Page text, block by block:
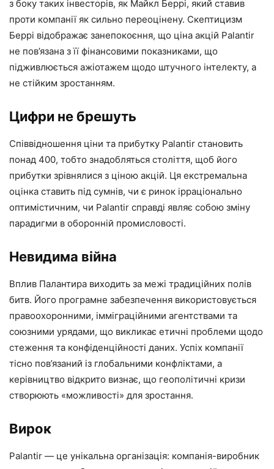
з боку таких інвесторів, як Майкл Беррі, який ставив
проти компанії як сильно переоцінену. Скептицизм
Беррі відображає занепокоєння, що ціна акцій Palantir
не пов’язана з її фінансовими показниками, що
підживлюється ажіотажем щодо штучного інтелекту, а
не стійким зростанням.
Цифри не брешуть
Співвідношення ціни та прибутку Palantir становить
понад 400, тобто знадобляться століття, щоб його
прибутки зрівнялися з ціною акцій. Ця екстремальна
оцінка ставить під сумнів, чи є ринок ірраціонально
оптимістичним, чи Palantir справді являє собою зміну
парадигми в оборонній промисловості.
Невидима війна
Вплив Палантира виходить за межі традиційних полів
битв. Його програмне забезпечення використовується
правоохоронними, імміграційними агентствами та
союзними урядами, що викликає етичні проблеми щодо
стеження та конфіденційності даних. Успіх компанії
тісно пов’язаний із глобальними конфліктами, а
керівництво відкрито визнає, що геополітичні кризи
створюють «можливості» для зростання.
Вирок
Palantir — це унікальна організація: компанія-виробник